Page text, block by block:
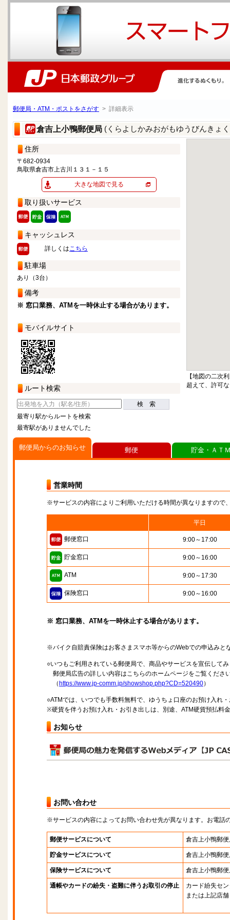
郵便局・ATM・ポストをさがす > 詳細表示
倉吉上小鴨郵便局 (くらよしかみおがもゆうびんきょ
住所
〒682-0934
鳥取県倉吉市上古川１３１－１５
大きな地図で見る
取り扱いサービス
キャッシュレス
詳しくはこちら
駐車場
あり（3台）
備考
※ 窓口業務、ATMを一時休止する場合があります。
モバイルサイト
ルート検索
検 索
最寄り駅からルートを検索
最寄駅がありませんでした
【地図の二次
超えて、許可
郵便局からのお知らせ
営業時間
※サービスの内容によりご利用いただける時間が異なりますので
平日
郵便窓口 9:00～17:00
貯金窓口 9:00～16:00
ATM 9:00～17:30
保険窓口 9:00～16:00
※ 窓口業務、ATMを一時休止する場合があります。
※バイク自賠責保険はお客さまスマホ等からのWebでの申込みと
○いつもご利用されている郵便局で、商品やサービスを宣伝して
郵便局広告の詳しい内容はこちらのホームページをご覧くださ
（ https://www.jp-comm.jp/showshop.php?CD=520490）
○ATMでは、いつでも手数料無料で、ゆうちょ口座のお預け入れ
※硬貨を伴うお預け入れ・お引き出しは、別途、ATM硬貨預払料
お知らせ
お問い合わせ
※サービスの内容によってお問い合わせ先が異なります。お電話
郵便サービスについて 倉吉上小鴨郵
貯金サービスについて 倉吉上小鴨郵
保険サービスについて 倉吉上小鴨郵
通帳やカードの紛失・盗難に伴うお取引の停止
カード紛失セ
または上記店舗
郵便 貯金・ＡＴ